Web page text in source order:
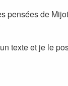
pensées de
texte et je le